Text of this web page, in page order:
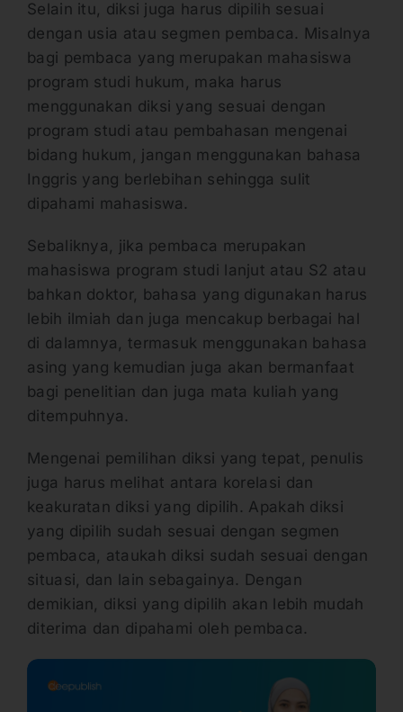
Selain itu, diksi juga harus dipilih sesuai
dengan usia atau segmen pembaca. Misalnya
bagi pembaca yang merupakan mahasiswa
program studi hukum, maka harus
menggunakan diksi yang sesuai dengan
program studi atau pembahasan mengenai
bidang hukum, jangan menggunakan bahasa
Inggris yang berlebihan sehingga sulit
dipahami mahasiswa.
Sebaliknya, jika pembaca merupakan
mahasiswa program studi lanjut atau S2 atau
bahkan doktor, bahasa yang digunakan harus
lebih ilmiah dan juga mencakup berbagai hal
di dalamnya, termasuk menggunakan bahasa
asing yang kemudian juga akan bermanfaat
bagi penelitian dan juga mata kuliah yang
ditempuhnya.
Mengenai pemilihan diksi yang tepat, penulis
juga harus melihat antara korelasi dan
keakuratan diksi yang dipilih. Apakah diksi
yang dipilih sudah sesuai dengan segmen
pembaca, ataukah diksi sudah sesuai dengan
situasi, dan lain sebagainya. Dengan
demikian, diksi yang dipilih akan lebih mudah
diterima dan dipahami oleh pembaca.